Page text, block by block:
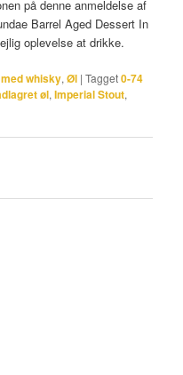
på denne anmeldelse af
Barrel Aged Dessert In
oplevelse at drikke.
whisky,Øl |Tagget0-74
øl,Imperial Stout,